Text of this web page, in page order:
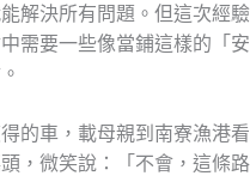
解決所有問題。但這次經
需要一些像當鋪這樣的「
的車，載母親到南寮漁港
，微笑說：「不會，這條